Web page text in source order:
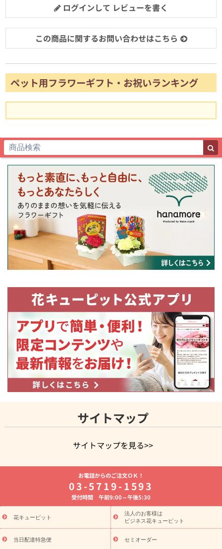
ログインして レビューを書く
この商品に関するお問い合わせはこちら
ペット用フラワーギフト・お祝いランキング
サイトマップ
サイトマップを見る>>
よく贈られる花
お祝いの花特集
誕生日フラワーギフト特集
8月の誕生花(トルコキキョウ)
開店・開業祝い
お供え・お悔やみ お供え・お悔やみの花
通夜・葬儀に贈る花 胡蝶蘭・花鉢
ーブドフラワー
季節のイベント
ひまわり ギフト・プレゼント
特集
お盆 花（新盆・初盆） 季節のイベント
お盆 花（新
盆・初盆）
お盆 花（新盆・初盆）
お盆・お供え 花とセットギ
フト
お盆・お供え プリザーブドフラワー
ひまわり ギフト・プ
お電話からのご注文ＯＫ！
03-5719-1593
受付時間 午前9:00～午後5:30
花キューピット
法人のお客様は
ビジネス花キューピット
当日配達特急便 セミオーダー